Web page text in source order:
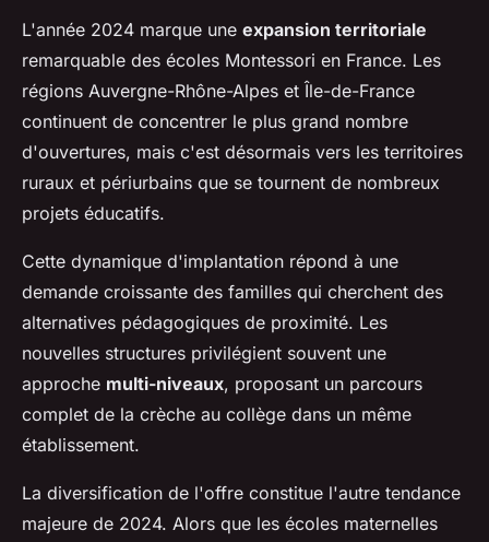
L'année 2024 marque une expansion territoriale
remarquable des écoles Montessori en France. Les
régions Auvergne-Rhône-Alpes et Île-de-France
continuent de concentrer le plus grand nombre
d'ouvertures, mais c'est désormais vers les territoires
ruraux et périurbains que se tournent de nombreux
projets éducatifs.
Cette dynamique d'implantation répond à une
demande croissante des familles qui cherchent des
alternatives pédagogiques de proximité. Les
nouvelles structures privilégient souvent une
approche multi-niveaux, proposant un parcours
complet de la crèche au collège dans un même
établissement.
La diversification de l'offre constitue l'autre tendance
majeure de 2024. Alors que les écoles maternelles